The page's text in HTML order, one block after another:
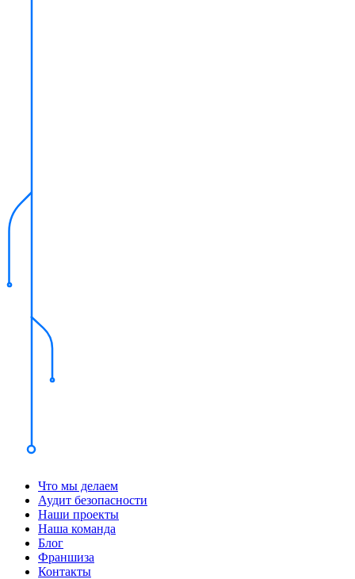
Что мы делаем
Аудит безопасности
Наши проекты
Наша команда
Блог
Франшиза
Контакты